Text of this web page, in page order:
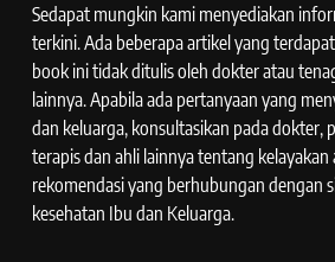
Sedapat mungkin kami menyediakan
terkini. Ada beberapa artikel yang
book ini tidak ditulis oleh dokter atau
lainnya. Apabila ada pertanyaan yang
dan keluarga, konsultasikan pada dokter,
terapis dan ahli lainnya tentang kelayakan
rekomendasi yang berhubungan dengan
kesehatan Ibu dan Keluarga.